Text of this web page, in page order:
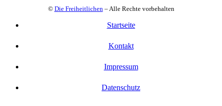
© Die Freiheitlichen– Alle Rechte vorbehalten
Startseite
Kontakt
Impressum
Datenschutz